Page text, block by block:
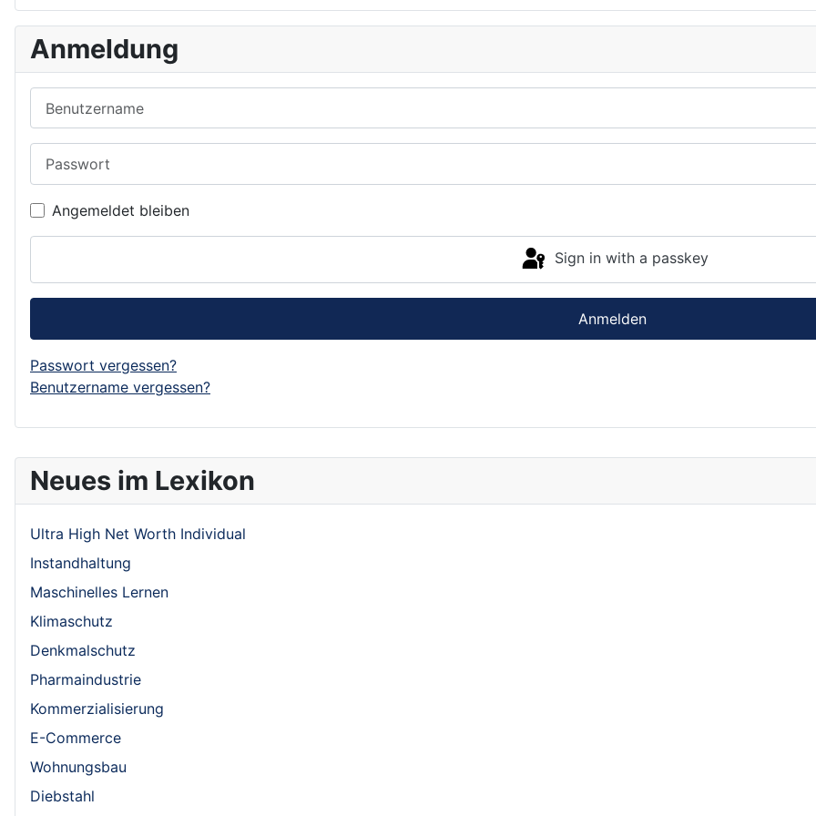
Neues im Lexikon
Ultra High Net Worth Individual
Instandhaltung
Maschinelles Lernen
Klimaschutz
Denkmalschutz
Pharmaindustrie
Kommerzialisierung
E-Commerce
Wohnungsbau
Diebstahl
Anmeldung
Angemeldet bleiben
Sign in with a passkey
Anmelden
Passwort vergessen?
Benutzername vergessen?